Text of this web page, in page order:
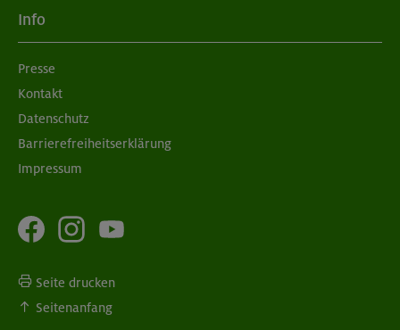
Info
Presse
Kontakt
Datenschutz
Barrierefreiheitserklärung
Impressum
Seite drucken
Seitenanfang